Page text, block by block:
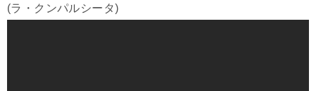
(ラ・クンパルシータ)